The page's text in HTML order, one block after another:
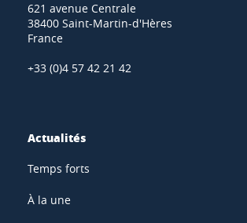
621 avenue Centrale
38400 Saint-Martin-d'Hères
France
+33 (0)4 57 42 21 42
Actualités
Temps forts
À la une